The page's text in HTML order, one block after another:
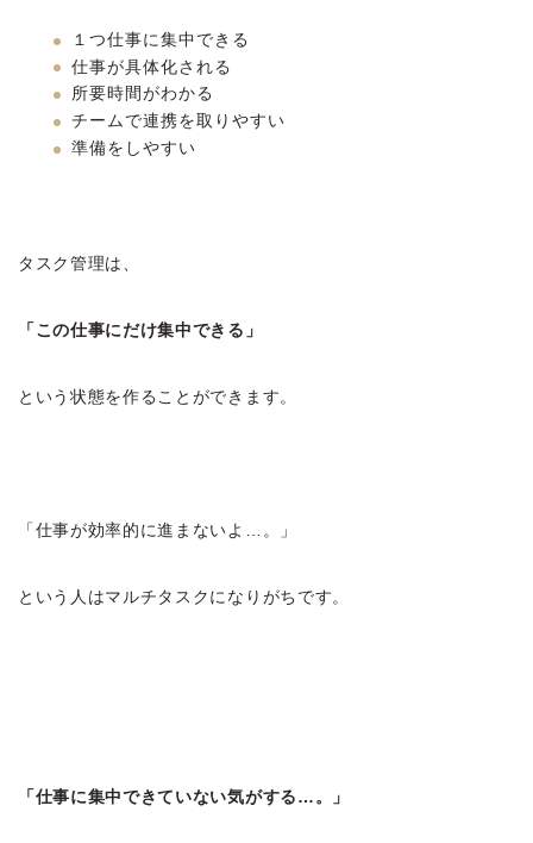
１つ仕事に集中できる
仕事が具体化される
所要時間がわかる
チームで連携を取りやすい
準備をしやすい
タスク管理は、
「この仕事にだけ集中できる」
という状態を作ることができます。
「仕事が効率的に進まないよ…。」
という人はマルチタスクになりがちです。
「仕事に集中できていない気がする…。」